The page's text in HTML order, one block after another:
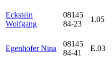
Eckstein
Wolfgang
08145
84-23
1.05
Egenhofer Nina
08145
84-41
E.03